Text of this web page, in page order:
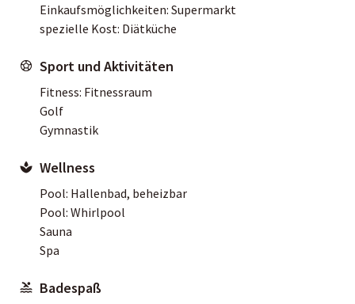
Einkaufsmöglichkeiten: Supermarkt
spezielle Kost: Diätküche
Sport und Aktivitäten
Fitness: Fitnessraum
Golf
Gymnastik
Wellness
Pool: Hallenbad, beheizbar
Pool: Whirlpool
Sauna
Spa
Badespaß